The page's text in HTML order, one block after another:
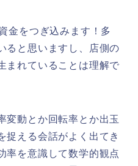
金をつぎ込みます！多
ると思いますし、店側の
まれていることは理解で
変動とか回転率とか出玉
捉える会話がよく出てき
率を意識して数学的観点